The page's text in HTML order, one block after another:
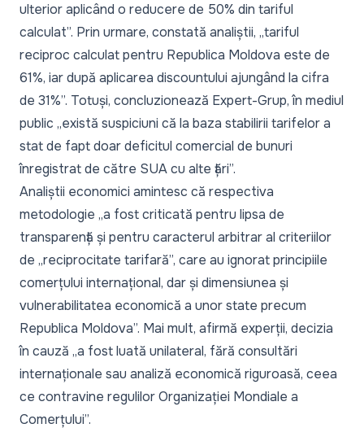
ulterior aplicând o reducere de 50% din tariful
calculat”. Prin urmare, constată analiștii, „tariful
reciproc calculat pentru Republica Moldova este de
61%, iar după aplicarea discountului ajungând la cifra
de 31%”. Totuși, concluzionează Expert-Grup, în mediul
public „există suspiciuni că la baza stabilirii tarifelor a
stat de fapt doar deficitul comercial de bunuri
înregistrat de către SUA cu alte țări”.
Analiștii economici amintesc că respectiva
metodologie „a fost criticată pentru lipsa de
transparență și pentru caracterul arbitrar al criteriilor
de „reciprocitate tarifară”, care au ignorat principiile
comerțului internațional, dar și dimensiunea și
vulnerabilitatea economică a unor state precum
Republica Moldova”. Mai mult, afirmă experții, decizia
în cauză „a fost luată unilateral, fără consultări
internaționale sau analiză economică riguroasă, ceea
ce contravine regulilor Organizației Mondiale a
Comerțului”.